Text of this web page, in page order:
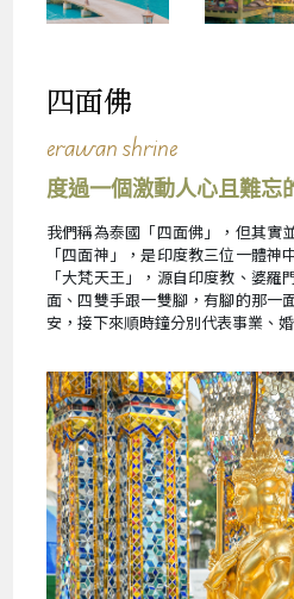
四面佛
erawan shrine
度過一個激動人心且難忘
我們稱為泰國「四面佛」，但其實
「四面神」，是印度教三位一體
「大梵天王」，源自印度教、婆
面、四雙手跟一雙腳，有腳的那一
安，接下來順時鐘分別代表事業、